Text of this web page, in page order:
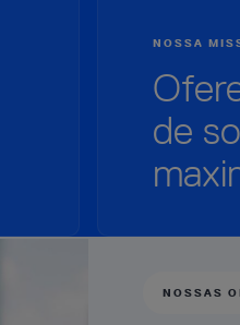
NOSSA
de
NOSSAS